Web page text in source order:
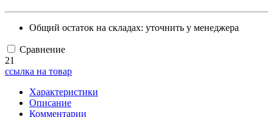
Общий остаток на складах: уточнить у менеджера
Сравнение
21
ссылка на товар
Характеристики
Описание
Комментарии